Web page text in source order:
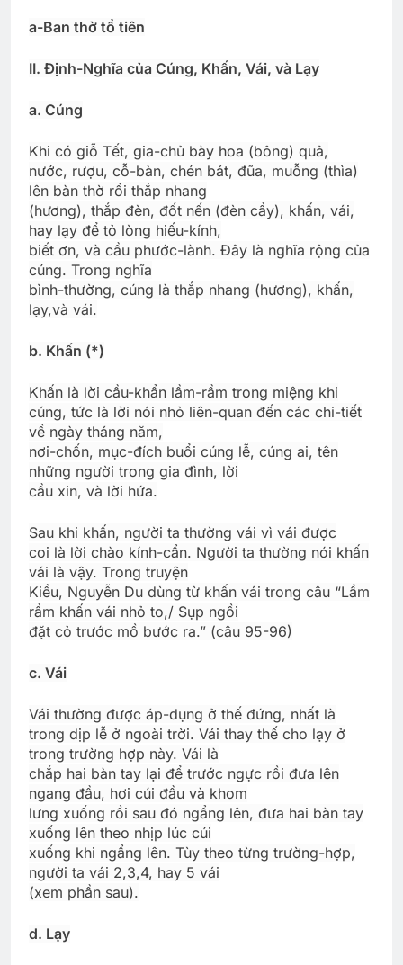
a-Ban thờ tổ tiên
II. Định-Nghĩa của Cúng, Khấn, Vái, và Lạy
a. Cúng
Khi có giỗ Tết, gia-chủ bày hoa (bông) quả,
nước, rượu, cỗ-bàn, chén bát, đũa, muỗng (thìa)
lên bàn thờ rồi thắp nhang
(hương), thắp đèn, đốt nến (đèn cầy), khấn, vái,
hay lạy để tỏ lòng hiếu-kính,
biết ơn, và cầu phước-lành. Đây là nghĩa rộng của
cúng. Trong nghĩa
bình-thường, cúng là thắp nhang (hương), khấn,
lạy,và vái.
b. Khấn (*)
Khấn là lời cầu-khẩn lầm-rầm trong miệng khi
cúng, tức là lời nói nhỏ liên-quan đến các chi-tiết
về ngày tháng năm,
nơi-chốn, mục-đích buổi cúng lễ, cúng ai, tên
những người trong gia đình, lời
cầu xin, và lời hứa.
Sau khi khấn, người ta thường vái vì vái được
coi là lời chào kính-cẩn. Người ta thường nói khấn
vái là vậy. Trong truyện
Kiều, Nguyễn Du dùng từ khấn vái trong câu “Lầm
rầm khấn vái nhỏ to,/ Sụp ngồi
đặt cỏ trước mồ bước ra.” (câu 95-96)
c. Vái
Vái thường được áp-dụng ở thế đứng, nhất là
trong dịp lễ ở ngoài trời. Vái thay thế cho lạy ở
trong trường hợp này. Vái là
chắp hai bàn tay lại để trước ngực rồi đưa lên
ngang đầu, hơi cúi đầu và khom
lưng xuống rồi sau đó ngẩng lên, đưa hai bàn tay
xuống lên theo nhịp lúc cúi
xuống khi ngẩng lên. Tùy theo từng trường-hợp,
người ta vái 2,3,4, hay 5 vái
(xem phần sau).
d. Lạy